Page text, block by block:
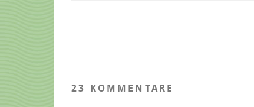
23 KOMMENTARE